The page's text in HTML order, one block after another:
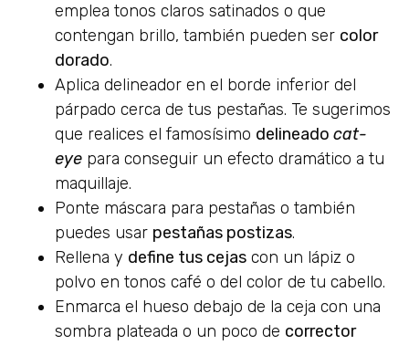
emplea tonos claros satinados o que
contengan brillo, también pueden ser color
dorado.
Aplica delineador en el borde inferior del
párpado cerca de tus pestañas. Te sugerimos
que realices el famosísimo delineado cat-
eye para conseguir un efecto dramático a tu
maquillaje.
Ponte máscara para pestañas o también
puedes usar pestañas postizas.
Rellena y define tus cejas con un lápiz o
polvo en tonos café o del color de tu cabello.
Enmarca el hueso debajo de la ceja con una
sombra plateada o un poco de corrector